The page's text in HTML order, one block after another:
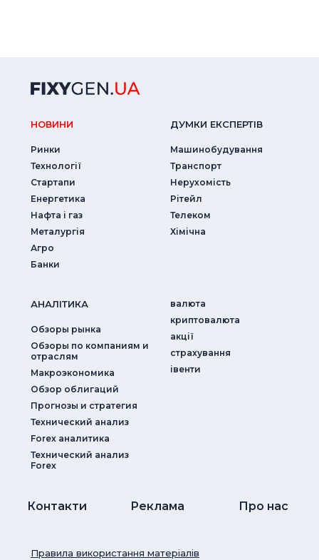
НОВИНИ
Ринки
Технології
Стартапи
Енергетика
Нафта і газ
Металургія
Агро
Банки
ДУМКИ ЕКСПЕРТIВ
Машинобудування
Транспорт
Нерухомість
Рітейл
Телеком
Хімічна
АНАЛIТИКА
Обзоры рынка
Обзоры по компаниям и
отраслям
Макроэкономика
Обзор облигаций
Прогнозы и стратегия
Технический анализ
Forex аналитика
Технический анализ
Forex
валюта
криптовалюта
акції
страхування
iвенти
Контакти Реклама Про нас
Правила використання матеріалів